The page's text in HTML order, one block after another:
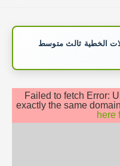
الخطية ثالث متوسط
Failed to fetch Error:
exactly the same
here